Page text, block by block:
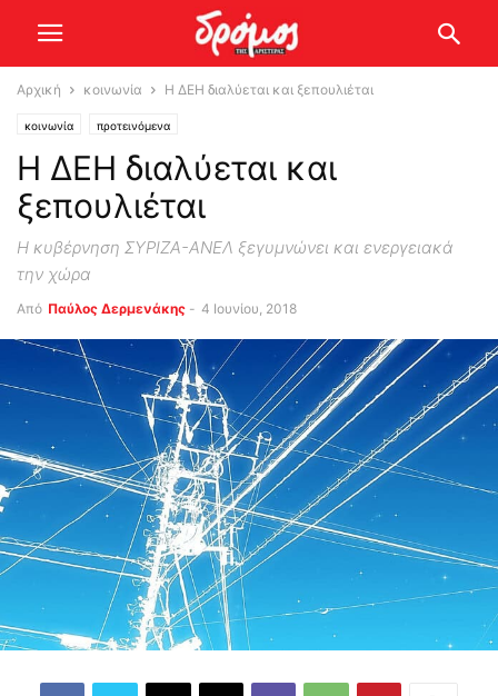
Αρχική κοινωνία Η ΔΕΗ διαλύεται και ξεπουλιέται
κοινωνία προτεινόμενα
Η ΔΕΗ διαλύεται και
ξεπουλιέται
Η κυβέρνηση ΣΥΡΙΖΑ-ΑΝΕΛ ξεγυμνώνει και ενεργειακά
την χώρα
Από Παύλος Δερμενάκης - 4 Ιουνίου, 2018